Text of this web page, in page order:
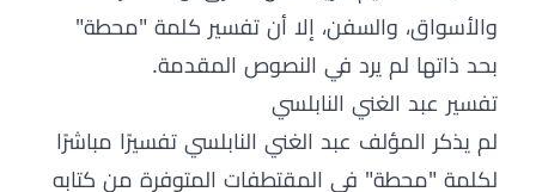
والأسواق، والسفن، إلا أن تفسير كلمة "محطة"
بحد ذاتها لم يرد في النصوص المقدمة.
تفسير عبد الغني النابلسي
لم يذكر المؤلف عبد الغني النابلسي تفسيرًا مباشرًا
لكلمة "محطة" في المقتطفات المتوفرة من كتابه